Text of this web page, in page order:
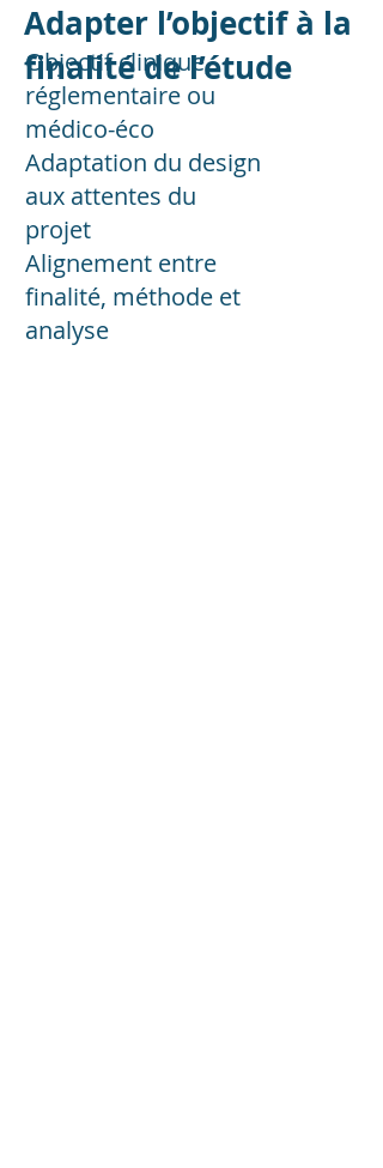
Adapter l’objectif à la
finalité de l’étude
Objectif clinique,
réglementaire ou
médico-éco
Adaptation du design
aux attentes du
projet
Alignement entre
finalité, méthode et
analyse